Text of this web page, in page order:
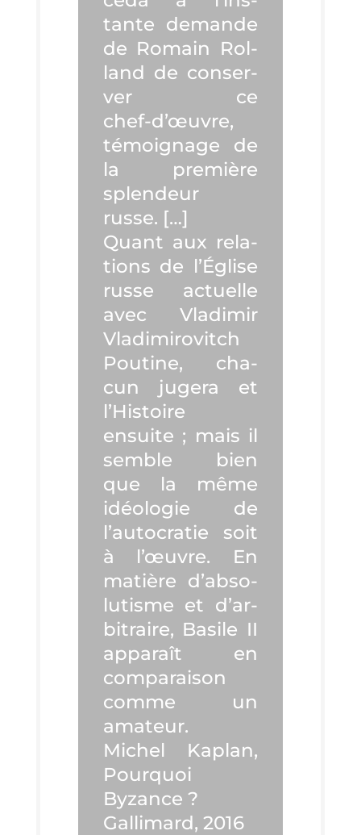
tante demande
de Romain Rol­
land de conser­
ver ce
chef‑d’œuvre,
témoi­gnage de
la pre­mière
splen­deur
russe. […]
Quant aux rela­
tions de l’Église
russe actuelle
avec Vla­di­mir
Vla­di­mi­ro­vitch
Pou­tine, cha­
cun juge­ra et
l’His­toire
ensuite ; mais il
semble bien
que la même
idéo­lo­gie de
l’au­to­cra­tie soit
à l’œuvre. En
matière d’ab­so­
lu­tisme et d’ar­
bi­traire, Basile II
appa­raît en
com­pa­rai­son
comme un
amateur.
Michel Kaplan,
Pour­quoi
Byzance ?
Gal­li­mard, 2016